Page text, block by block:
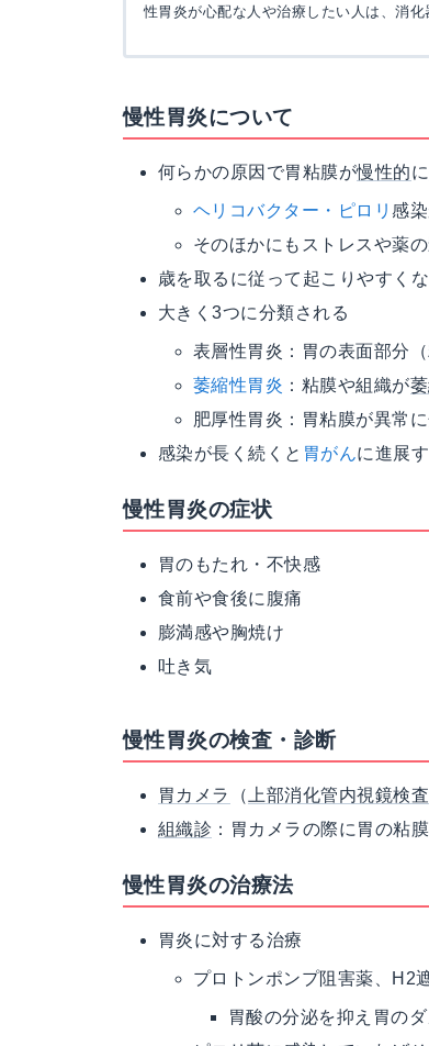
性胃炎が心配な人や治療したい人は、消
慢性胃炎について
何らかの原因で胃粘膜が慢性的に
ヘリコバクター・ピロリ感
そのほかにもストレスや薬
歳を取るに従って起こりやすく
大きく3つに分類される
表層性胃炎：胃の表面部分
萎縮性胃炎 ：粘膜や組織が
肥厚性胃炎：胃粘膜が異常
感染が長く続くと 胃がんに進展
慢性胃炎の症状
胃のもたれ・不快感
食前や食後に腹痛
膨満感や胸焼け
吐き気
慢性胃炎の検査・診断
胃カメラ （ 上部消化管内視鏡検査
組織診 ：胃カメラの際に胃の粘
慢性胃炎の治療法
胃炎に対する治療
プロトンポンプ阻害薬、H2
胃酸の分泌を抑え胃の